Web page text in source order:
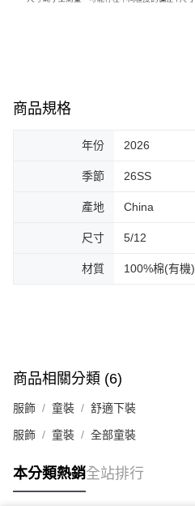
商品規格
年份 2026
季節 26SS
產地 China
尺寸 5/12
材質 100%棉(有機)
商品相關分類 (6)
服飾 童裝 舒適下裝
服飾 童裝 全部童裝
本分類熱銷全站排行